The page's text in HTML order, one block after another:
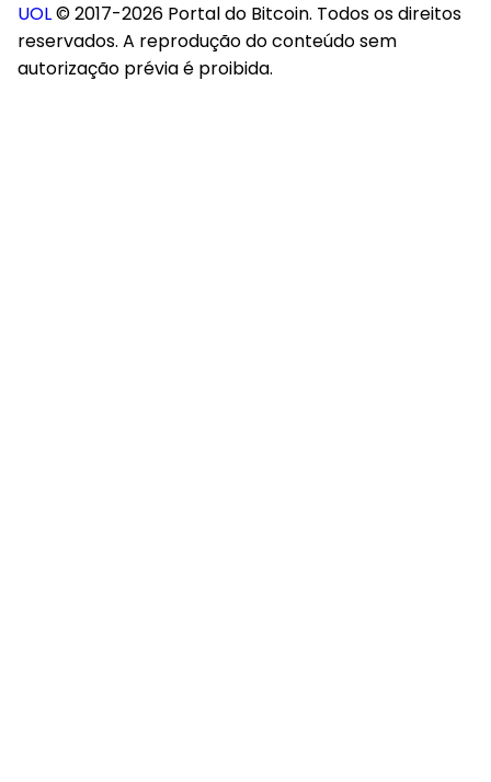
UOL© 2017-2026 Portal do Bitcoin. Todos os direitos
reservados. A reprodução do conteúdo sem
autorização prévia é proibida.